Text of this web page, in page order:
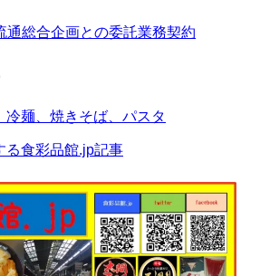
通総合企画との委託業務契約
冷麺、焼きそば、パスタ
る食彩品館.jp記事